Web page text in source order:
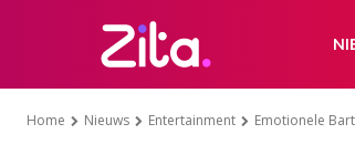
Home Nieuws Entertainment Emotionele